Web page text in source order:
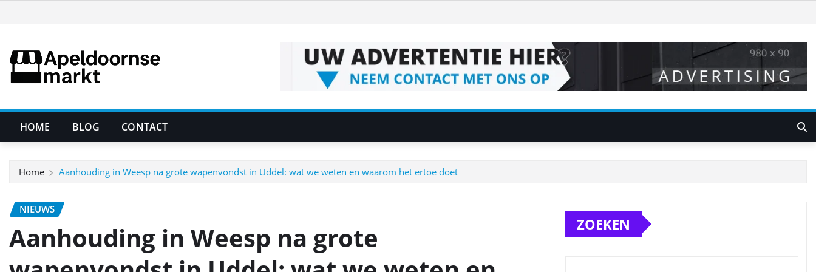
naar
inhoud
HOME BLOG CONTACT
Home Aanhouding in Weesp na grote wapenvondst in Uddel: wat we weten en waarom het ertoe doet
NIEUWS
Aanhouding in Weesp na grote
ZOEKEN